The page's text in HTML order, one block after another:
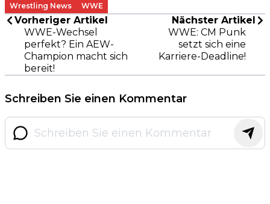
Wrestling News WWE
Vorheriger Artikel
WWE-Wechsel
perfekt? Ein AEW-
Champion macht sich
bereit!
Nächster Artikel
WWE: CM Punk
setzt sich eine
Karriere-Deadline!
Schreiben Sie einen Kommentar